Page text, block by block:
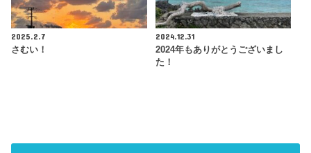
2025.2.7
さむい！
2024.12.31
2024年もありがとうございまし
た！